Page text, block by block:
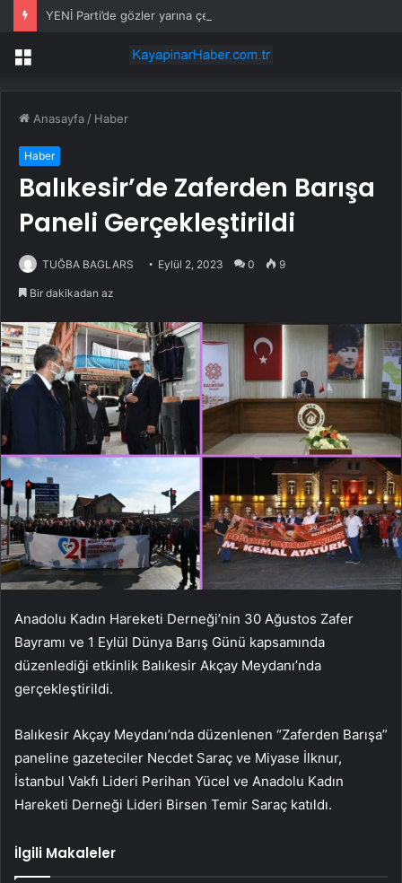
Menü
Anasayfa / Haber
Haber
Balıkesir’de Zaferden Barışa
Paneli Gerçekleştirildi
TUĞBA BAGLARS Eylül 2, 2023 0 9
Bir dakikadan az
Anadolu Kadın Hareketi Derneği’nin 30 Ağustos Zafer
Bayramı ve 1 Eylül Dünya Barış Günü kapsamında
düzenlediği etkinlik Balıkesir Akçay Meydanı’nda
gerçekleştirildi.
Balıkesir Akçay Meydanı’nda düzenlenen “Zaferden Barışa”
paneline gazeteciler Necdet Saraç ve Miyase İlknur,
İstanbul Vakfı Lideri Perihan Yücel ve Anadolu Kadın
Hareketi Derneği Lideri Birsen Temir Saraç katıldı.
İlgili Makaleler